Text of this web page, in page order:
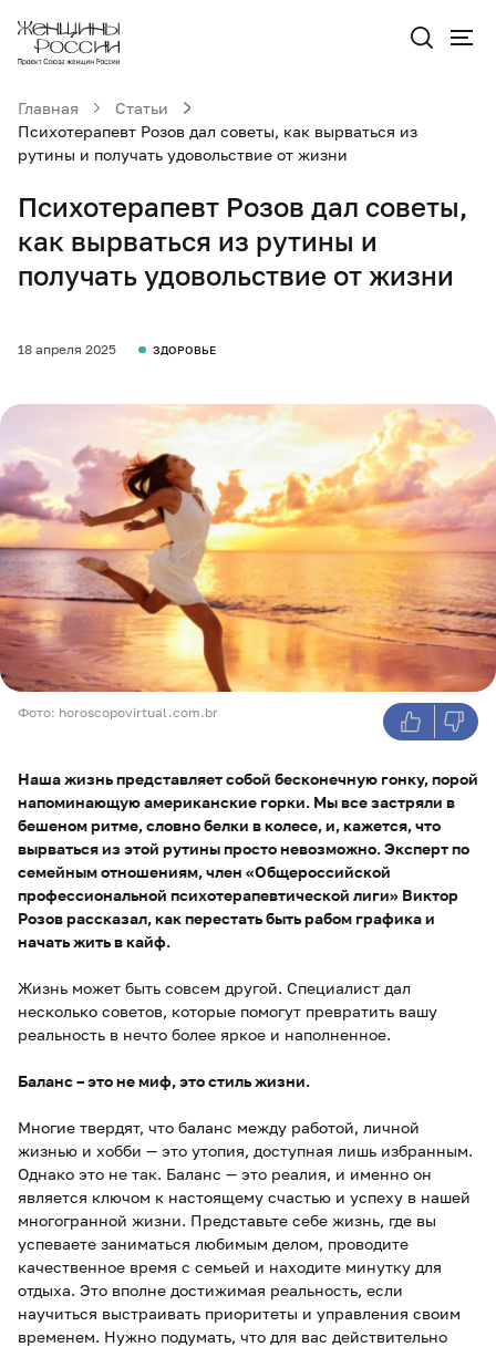
Главная
Статьи
Психотерапевт Розов дал советы, как вырваться из
рутины и получать удовольствие от жизни
Психотерапевт Розов дал советы,
как вырваться из рутины и
получать удовольствие от жизни
18 апреля 2025 ЗДОРОВЬЕ
Фото: horoscopovirtual.com.br
Наша жизнь представляет собой бесконечную гонку, порой
напоминающую американские горки. Мы все застряли в
бешеном ритме, словно белки в колесе, и, кажется, что
вырваться из этой рутины просто невозможно. Эксперт по
семейным отношениям, член «Общероссийской
профессиональной психотерапевтической лиги» Виктор
Розов рассказал, как перестать быть рабом графика и
начать жить в кайф.
Жизнь может быть совсем другой. Специалист дал
несколько советов, которые помогут превратить вашу
реальность в нечто более яркое и наполненное.
Баланс – это не миф, это стиль жизни.
Многие твердят, что баланс между работой, личной
жизнью и хобби — это утопия, доступная лишь избранным.
Однако это не так. Баланс — это реалия, и именно он
является ключом к настоящему счастью и успеху в нашей
многогранной жизни. Представьте себе жизнь, где вы
успеваете заниматься любимым делом, проводите
качественное время с семьей и находите минутку для
отдыха. Это вполне достижимая реальность, если
научиться выстраивать приоритеты и управления своим
временем. Нужно подумать, что для вас действительно